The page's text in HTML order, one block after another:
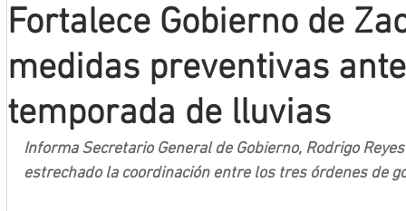
Mineros LNBP
Fortalece Gobierno de
medidas preventivas
temporada de lluvias
Informa Secretario General de Gobierno, Rodrigo
estrechado la coordinación entre los tres órdenes de